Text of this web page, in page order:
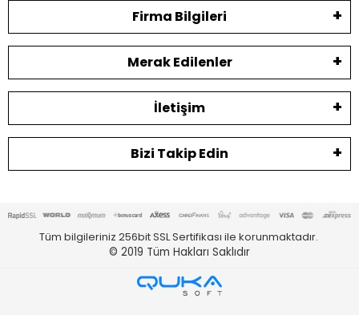
Firma Bilgileri
Merak Edilenler
İletişim
Bizi Takip Edin
Tüm bilgileriniz 256bit SSL Sertifikası ile korunmaktadır.
© 2019 Tüm Hakları Saklıdır